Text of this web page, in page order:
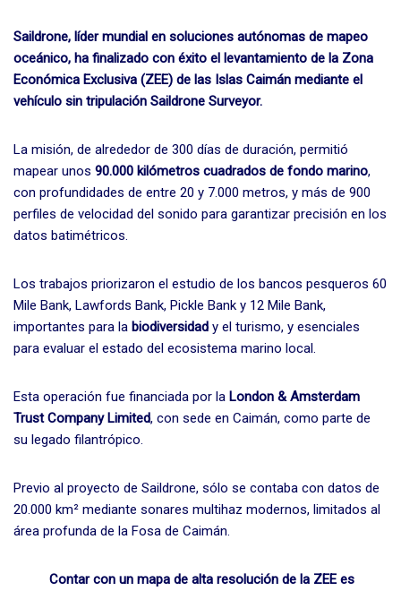
Saildrone, líder mundial en soluciones autónomas de mapeo
oceánico, ha finalizado con éxito el levantamiento de la Zona
Económica Exclusiva (ZEE) de las Islas Caimán mediante el
vehículo sin tripulación Saildrone Surveyor.
La misión, de alrededor de 300 días de duración, permitió
mapear unos 90.000 kilómetros cuadrados de fondo marino,
con profundidades de entre 20 y 7.000 metros, y más de 900
perfiles de velocidad del sonido para garantizar precisión en los
datos batimétricos.
Los trabajos priorizaron el estudio de los bancos pesqueros 60
Mile Bank, Lawfords Bank, Pickle Bank y 12 Mile Bank,
importantes para la biodiversidad y el turismo, y esenciales
para evaluar el estado del ecosistema marino local.
Esta operación fue financiada por la London & Amsterdam
Trust Company Limited, con sede en Caimán, como parte de
su legado filantrópico.
Previo al proyecto de Saildrone, sólo se contaba con datos de
20.000 km² mediante sonares multihaz modernos, limitados al
área profunda de la Fosa de Caimán.
Contar con un mapa de alta resolución de la ZEE es